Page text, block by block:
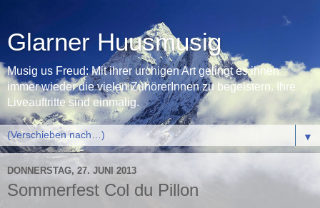
Glarner Huusmusig
Musig us Freud: Mit ihrer urchigen Art gelingt es ihnen
immer wieder die vielen ZuhörerInnen zu begeistern. Ihre
Liveauftritte sind einmalig.
▼
DONNERSTAG, 27. JUNI 2013
Sommerfest Col du Pillon